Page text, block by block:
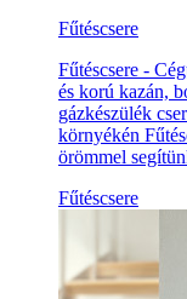
Fűtéscsere
Fűtéscsere -
és korú kazán,
gázkészülék
környékén
örömmel
Fűtéscsere